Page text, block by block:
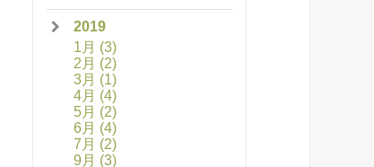
2019
1月 (3)
2月 (2)
3月 (1)
4月 (4)
5月 (2)
6月 (4)
7月 (2)
9月 (3)